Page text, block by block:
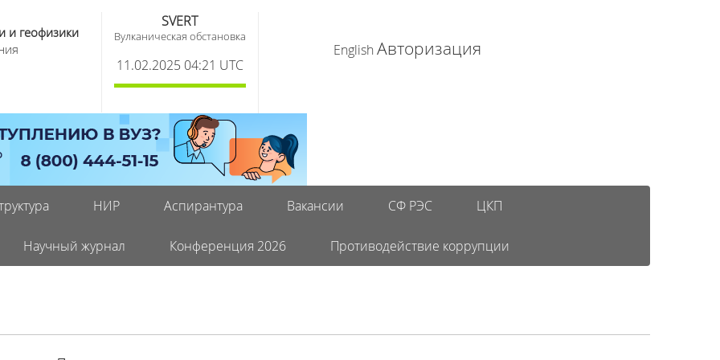
и геофизики
SVERT
Вулканическая обстановка
11.02.2025 04:21 UTC
English Авторизация
НИР Аспирантура Вакансии СФ РЭС ЦКП
Научный журнал Конференция 2026 Противодействие коррупции